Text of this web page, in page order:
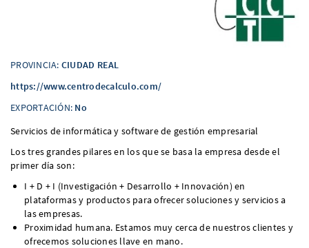
PROVINCIA: CIUDAD REAL
https://www.centrodecalculo.com/
EXPORTACIÓN: No
Servicios de informática y software de gestión empresarial
Los tres grandes pilares en los que se basa la empresa desde el
primer día son:
I + D + I (Investigación + Desarrollo + Innovación) en
plataformas y productos para ofrecer soluciones y servicios a
las empresas.
Proximidad humana. Estamos muy cerca de nuestros clientes y
ofrecemos soluciones llave en mano.